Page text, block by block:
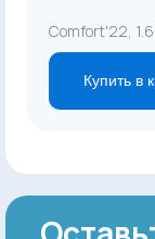
Comfort'22,
Купить в